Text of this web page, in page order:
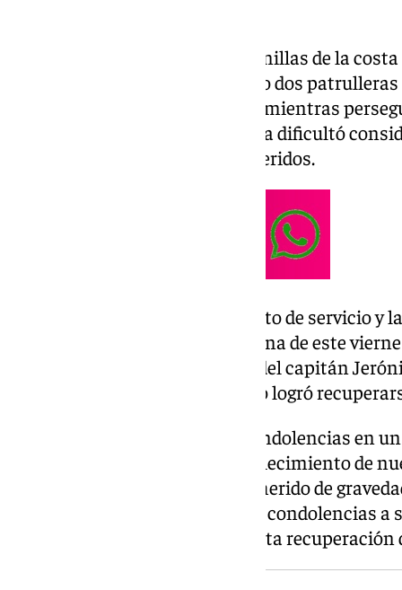
El accidente ocurrió a unas 70 millas de la
kilómetros mar adentro, cuando dos
Guardia Civil chocaron entre sí mientras
velocidad. La distancia a la costa dificultó
rescate y la evacuación de los heridos.
El agente Germán falleció en acto de servicio
primer comunicado en la mañana de este
institución anunció la muerte del capitán
con heridas de gravedad pero no logró
La Guardia Civil expresó sus condolencias en
«Lamentamos comunicar el fallecimiento de
Jerónimo, que había resultado herido de
colisión. Trasladamos nuestras condolencias a
compañeros. Deseamos la pronta recuperación